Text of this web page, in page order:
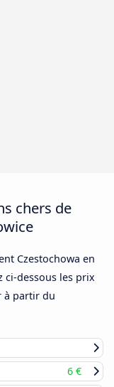
chers de
Czestochowa en
ci-dessous les prix
à partir du
6 €